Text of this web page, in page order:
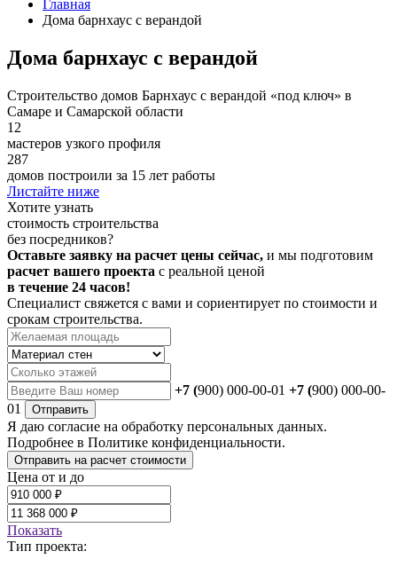
Главная
Дома барнхаус с верандой
Дома барнхаус с верандой
Строительство домов Барнхаус с верандой «под ключ» в
Самаре и Самарской области
12
мастеров узкого профиля
287
домов построили за 15 лет работы
Листайте ниже
Хотите узнать
стоимость строительства
без посредников?
Оставьте заявку на расчет цены сейчас, и мы подготовим
расчет вашего проекта с реальной ценой
в течение 24 часов!
Специалист свяжется с вами и сориентирует по стоимости и
срокам строительства.
+7 (900) 000-00-01 +7 (900) 000-00-
01
Отправить
Я даю согласие на обработку персональных данных.
Подробнее в Политике конфиденциальности.
Отправить на расчет стоимости
Цена от и до
Показать
Тип проекта: